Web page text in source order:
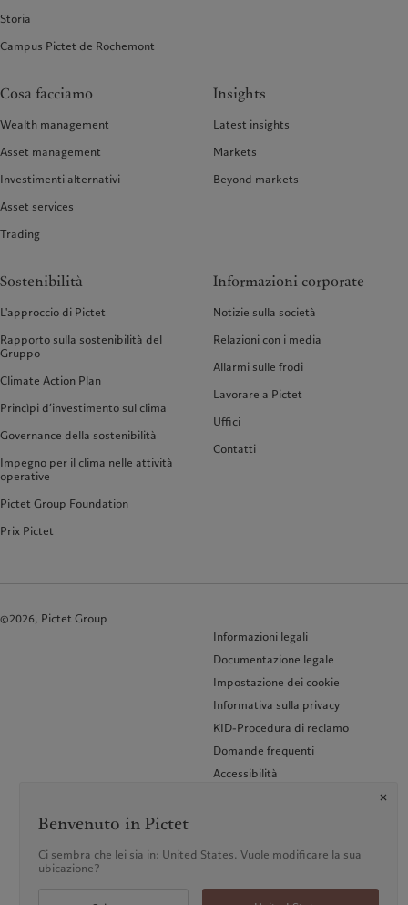
Storia
Campus Pictet de Rochemont
Cosa facciamo
Wealth management
Asset management
Investimenti alternativi
Asset services
Trading
Insights
Latest insights
Markets
Beyond markets
Sostenibilità
L'approccio di Pictet
Rapporto sulla sostenibilità del
Gruppo
Climate Action Plan
Princìpi d’investimento sul clima
Governance della sostenibilità
Impegno per il clima nelle attività
operative
Pictet Group Foundation
Prix Pictet
Informazioni corporate
Notizie sulla società
Relazioni con i media
Allarmi sulle frodi
Lavorare a Pictet
Uffici
Contatti
©2026, Pictet Group
Informazioni legali
Documentazione legale
Impostazione dei cookie
Informativa sulla privacy
KID-Procedura di reclamo
Domande frequenti
Accessibilità
Benvenuto in Pictet
Ci sembra che lei sia in: United States. Vuole modificare la sua
ubicazione?